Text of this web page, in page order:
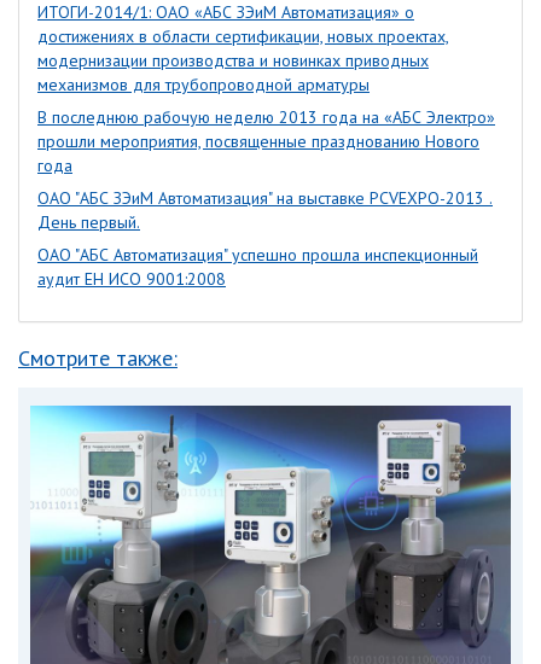
ИТОГИ-2014/1: ОАО «АБС ЗЭиМ Автоматизация» о
достижениях в области сертификации, новых проектах,
модернизации производства и новинках приводных
механизмов для трубопроводной арматуры
В последнюю рабочую неделю 2013 года на «АБС Электро»
прошли мероприятия, посвященные празднованию Нового
года
ОАО "АБС ЗЭиМ Автоматизация" на выставке PCVEXPO-2013 .
День первый.
ОАО "АБС Автоматизация" успешно прошла инспекционный
аудит ЕН ИСО 9001:2008
Смотрите также: